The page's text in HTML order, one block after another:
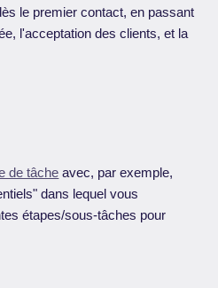
le premier contact, en passant
l'acceptation des clients, et la
de tâche avec, par exemple,
dans lequel vous
étapes/sous-tâches pour